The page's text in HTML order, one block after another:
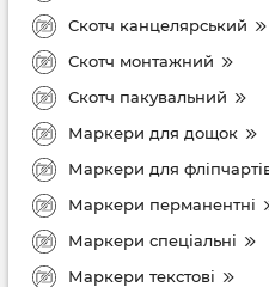
Скотч канцелярський
Скотч монтажний
Скотч пакувальний
Маркери для дощок
Маркери для
Маркери перманентні
Маркери спеціальні
Маркери текстові